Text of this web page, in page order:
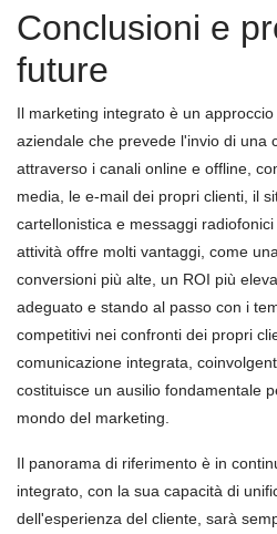
Conclusioni e
future
Il marketing integrato è un
aziendale che prevede l'invio di una
attraverso i canali online e offline,
media, le e-mail dei propri clienti, il
cartellonistica e messaggi
attività offre molti vantaggi, come
conversioni più alte, un ROI più
adeguato e stando al passo con i
competitivi nei confronti dei propri
comunicazione integrata,
costituisce un ausilio fondamentale
mondo del marketing.
Il panorama di riferimento è in
integrato, con la sua capacità di
dell'esperienza del cliente, sarà